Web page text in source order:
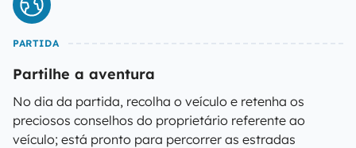
PARTIDA
Partilhe a aventura
No dia da partida, recolha o veículo e retenha os
preciosos conselhos do proprietário referente ao
veículo; está pronto para percorrer as estradas